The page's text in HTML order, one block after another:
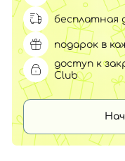
бесплатная
подарок в
доступ к
Club